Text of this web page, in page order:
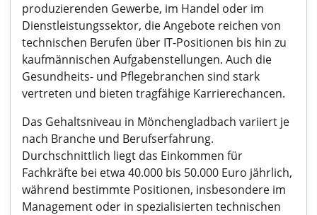
produzierenden Gewerbe, im Handel oder im
Dienstleistungssektor, die Angebote reichen von
technischen Berufen über IT-Positionen bis hin zu
kaufmännischen Aufgabenstellungen. Auch die
Gesundheits- und Pflegebranchen sind stark
vertreten und bieten tragfähige Karrierechancen.
Das Gehaltsniveau in Mönchengladbach variiert je
nach Branche und Berufserfahrung.
Durchschnittlich liegt das Einkommen für
Fachkräfte bei etwa 40.000 bis 50.000 Euro jährlich,
während bestimmte Positionen, insbesondere im
Management oder in spezialisierten technischen